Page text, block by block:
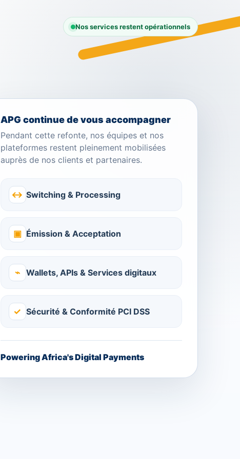
Nos services restent opérationnels
APG continue de vous accompagner
Pendant cette refonte, nos équipes et nos
plateformes restent pleinement mobilisées
auprès de nos clients et partenaires.
↔ Switching & Processing
▣ Émission & Acceptation
⌁ Wallets, APIs & Services digitaux
✓ Sécurité & Conformité PCI DSS
Powering Africa's Digital Payments